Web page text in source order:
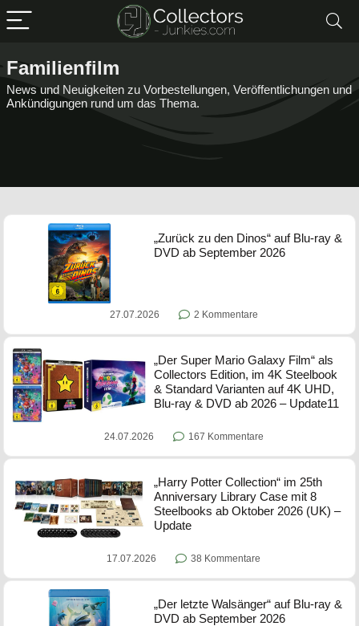
Familienfilm
News und Neuigkeiten zu Vorbestellungen, Veröffentlichungen und
Ankündigungen rund um das Thema.
„Zurück zu den Dinos“ auf Blu-ray &
DVD ab September 2026
27.07.2026 2 Kommentare
„Der Super Mario Galaxy Film“ als
Collectors Edition, im 4K Steelbook
& Standard Varianten auf 4K UHD,
Blu-ray & DVD ab 2026 – Update11
24.07.2026 167 Kommentare
„Harry Potter Collection“ im 25th
Anniversary Library Case mit 8
Steelbooks ab Oktober 2026 (UK) –
Update
17.07.2026 38 Kommentare
„Der letzte Walsänger“ auf Blu-ray &
DVD ab September 2026